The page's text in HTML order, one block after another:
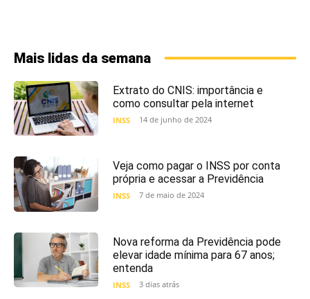
Mais lidas da semana
Extrato do CNIS: importância e
como consultar pela internet
INSS 14 de junho de 2024
Veja como pagar o INSS por conta
própria e acessar a Previdência
INSS 7 de maio de 2024
Nova reforma da Previdência pode
elevar idade mínima para 67 anos;
entenda
INSS 3 dias atrás